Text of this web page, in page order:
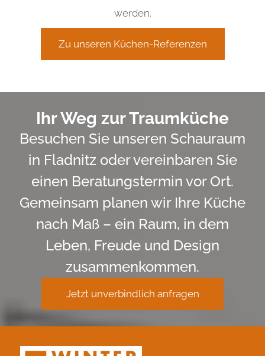
werden.
Zu unseren Küchen-Referenzen
Ihr Weg zur Traumküche
Besuchen Sie unseren Schauraum
in Fladnitz oder vereinbaren Sie
einen Beratungstermin vor Ort.
Gemeinsam planen wir Ihre Küche
nach Maß – ein Raum, in dem
Leben, Freude und Design
zusammenkommen.
Jetzt unverbindlich anfragen